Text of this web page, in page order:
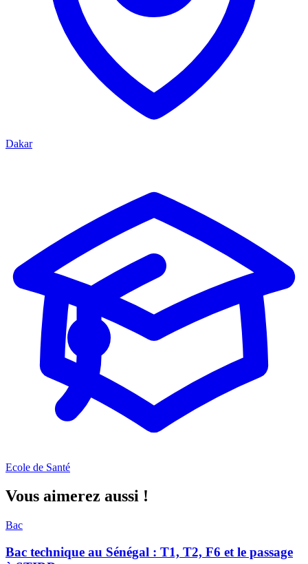
Dakar
Ecole de Santé
Vous aimerez aussi !
Bac
Bac technique au Sénégal : T1, T2, F6 et le passage